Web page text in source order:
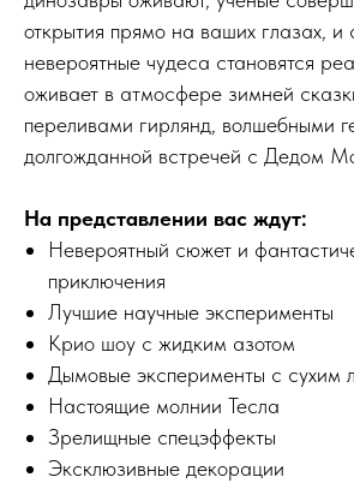
открытия прямо на ваших глазах, и
невероятные чудеса становятся
оживает в атмосфере зимней
переливами гирлянд, волшебными
долгожданной встречей с Дедом
На представлении вас ждут:
Невероятный сюжет и
приключения
Лучшие научные эксперименты
Крио шоу с жидким азотом
Дымовые эксперименты с сухим
Настоящие молнии Тесла
Зрелищные спецэффекты
Эксклюзивные декорации